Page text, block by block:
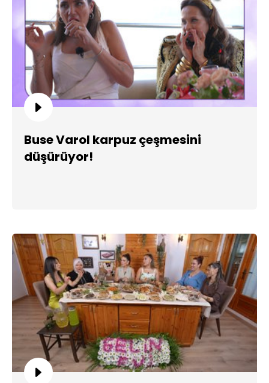
Buse Varol karpuz çeşmesini
düşürüyor!